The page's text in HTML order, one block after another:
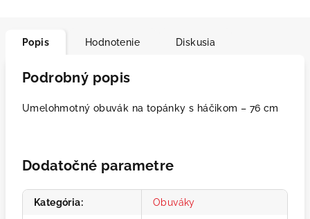
Popis Hodnotenie Diskusia
Podrobný popis
Umelohmotný obuvák na topánky s háčikom – 76 cm
Dodatočné parametre
Kategória: Obuváky